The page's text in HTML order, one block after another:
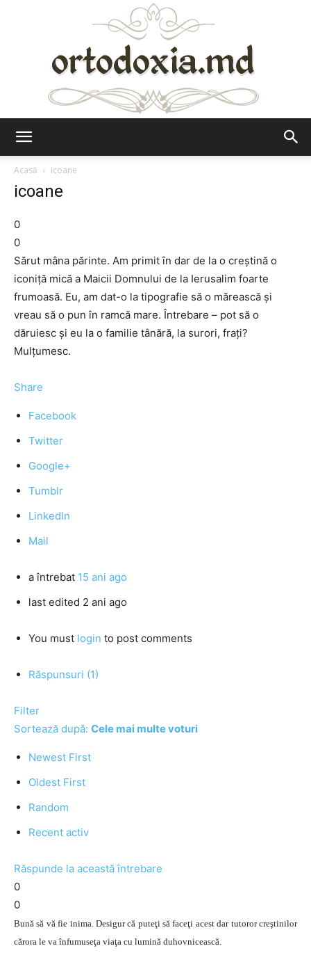
Acasă
icoane
icoane
0
0
Sărut mâna părinte. Am primit în dar de la o creștină o
iconiță mică a Maicii Domnului de la Ierusalim foarte
frumoasă. Eu, am dat-o la tipografie să o mărească și
vreau să o pun în ramcă mare. Întrebare – pot să o
dăruiesc și eu la o familie tânără, la surori, frați?
Mulțumesc.
Share
Facebook
Twitter
Google+
Tumblr
LinkedIn
Mail
a întrebat 15 ani ago
last edited 2 ani ago
You must login to post comments
Răspunsuri (1)
Filter
Sortează după: Cele mai multe voturi
Newest First
Oldest First
Random
Recent activ
Răspunde la această întrebare
0
0
Bună să vă fie inima. Desigur că puteţi să faceţi acest dar tutoror creştinilor
cărora le va înfumuseţa viaţa cu lumină duhovnicească.